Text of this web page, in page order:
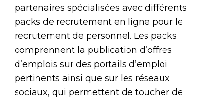
partenaires spécialisées avec différents
packs de recrutement en ligne pour le
recrutement de personnel. Les packs
comprennent la publication d’offres
d’emplois sur des portails d’emploi
pertinents ainsi que sur les réseaux
sociaux, qui permettent de toucher de